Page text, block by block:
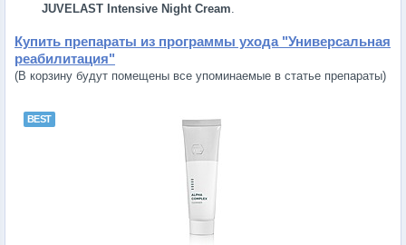
JUVELAST Intensive Night Cream.
Купить препараты из программы ухода "Универсальная
реабилитация"
(В корзину будут помещены все упоминаемые в статье препараты)